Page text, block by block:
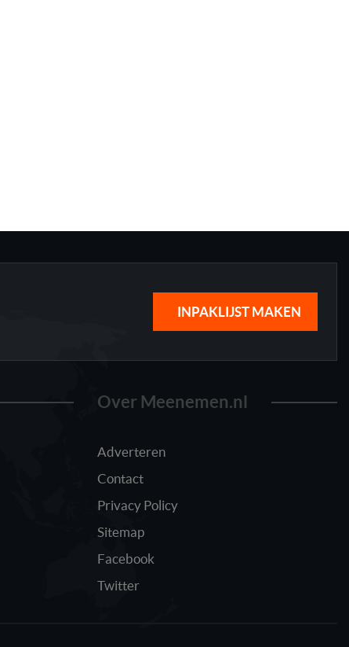
INPAKLIJST MAKEN
Over Meenemen.nl
Adverteren
Contact
Privacy Policy
Sitemap
Facebook
Twitter